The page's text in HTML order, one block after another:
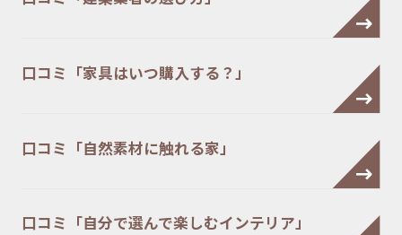
口コミ「家具はいつ購入する？」
口コミ「自然素材に触れる家」
口コミ「自分で選んで楽しむインテリア」